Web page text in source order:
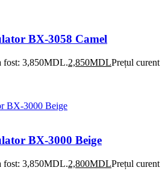
BX-3058 Camel
fost: 3,850MDL.2,850MDLPrețul curent
BX-3000 Beige
fost: 3,850MDL.2,800MDLPrețul curent